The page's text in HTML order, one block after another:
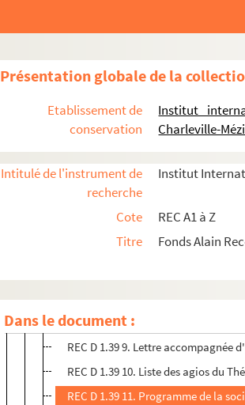
Présentation globale de la
Etablissement de
conservation
Institut
Charleville-
Intitulé de l'instrument de
recherche
Institut
Cote
REC A1 à Z
Titre
Fonds Alain
Dans le document :
REC D 1.37 1-10. Janvier Novembre
REC D 1.39 1-13. Janvier Septembre
REC D 1.39 1. Bilan du théâtre aux
REC D 1.39 2. Lettre d'Alain
REC D 1.39 3. Lettre de Robert
REC D 1.39 4. Contrat entre
REC D 1.39 5. Lettre d'Alain Le Vern
REC D 1.39 7. Lettre de madame
REC D 1.39 8. Lettre de Michel
REC D 1.39 9. Lettre accompagnée
REC D 1.39 10. Liste des agios du
REC D 1.39 11. Programme de la